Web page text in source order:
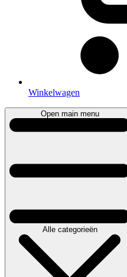
Winkelwagen
Open main menu
Alle categorieën